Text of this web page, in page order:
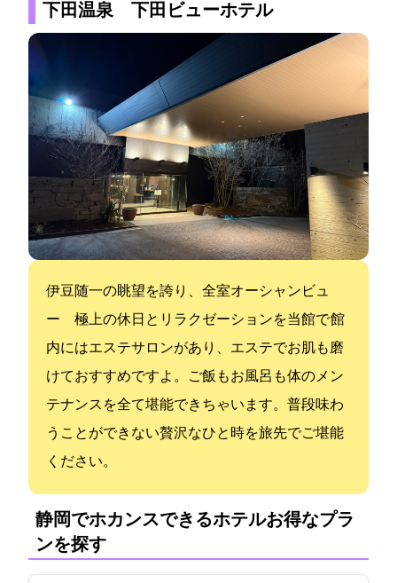
下田温泉 下田ビューホテル
伊豆随一の眺望を誇り、全室オーシャンビュ
ー 極上の休日とリラクゼーションを当館で 館
内にはエステサロンがあり、エステでお肌も磨
けておすすめですよ。ご飯もお風呂も体のメン
テナンスを全て堪能できちゃいます。普段味わ
うことができない贅沢なひと時を旅先でご堪能
ください。
静岡でホカンスできるホテル:お得なプラ
ンを探す